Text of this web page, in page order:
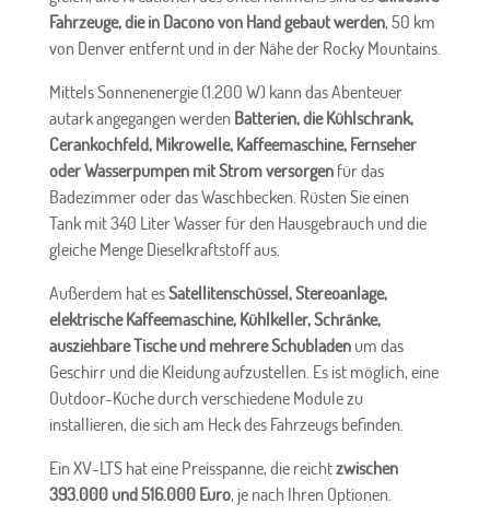
Fahrzeuge, die in Dacono von Hand gebaut werden, 50 km
von Denver entfernt und in der Nähe der Rocky Mountains.
Mittels Sonnenenergie (1.200 W) kann das Abenteuer
autark angegangen werden Batterien, die Kühlschrank,
Cerankochfeld, Mikrowelle, Kaffeemaschine, Fernseher
oder Wasserpumpen mit Strom versorgenfür das
Badezimmer oder das Waschbecken. Rüsten Sie einen
Tank mit 340 Liter Wasser für den Hausgebrauch und die
gleiche Menge Dieselkraftstoff aus.
Außerdem hat esSatellitenschüssel, Stereoanlage,
elektrische Kaffeemaschine, Kühlkeller, Schränke,
ausziehbare Tische und mehrere Schubladen um das
Geschirr und die Kleidung aufzustellen. Es ist möglich, eine
Outdoor-Küche durch verschiedene Module zu
installieren, die sich am Heck des Fahrzeugs befinden.
Ein XV-LTS hat eine Preisspanne, die reichtzwischen
393.000 und 516.000 Euro, je nach Ihren Optionen.